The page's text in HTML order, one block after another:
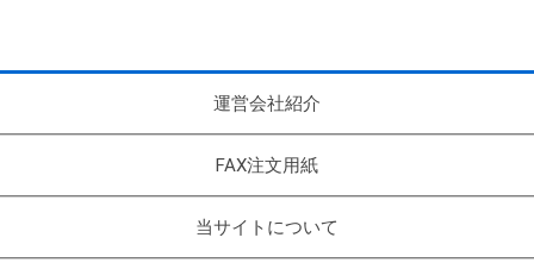
運営会社紹介
FAX注文用紙
当サイトについて